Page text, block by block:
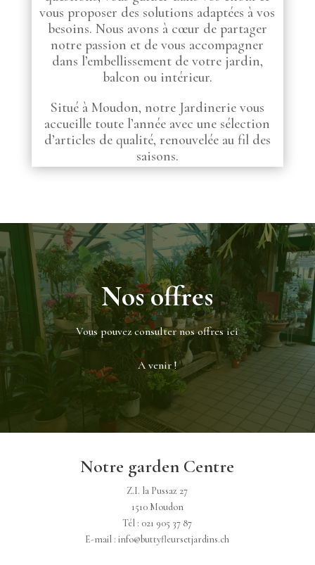
vous proposer des solutions adaptées à vos
besoins. Nous avons à cœur de partager
notre passion et de vous accompagner
dans l’embellissement de votre jardin,
balcon ou intérieur.
Situé à Moudon, notre Jardinerie vous
accueille toute l’année avec une sélection
d’articles de qualité, renouvelée au fil des
saisons.
Nos offres
Vous pouvez consulter nos offres ici
A venir !
Notre garden Centre
Z.I. la Pussaz 27
1510 Moudon
Tél : 021 905 37 87
E-mail : info@buttyfleursetjardins.ch